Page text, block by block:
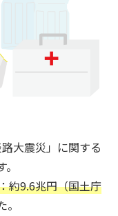
大震災」に関する
約9.6兆円（国土庁